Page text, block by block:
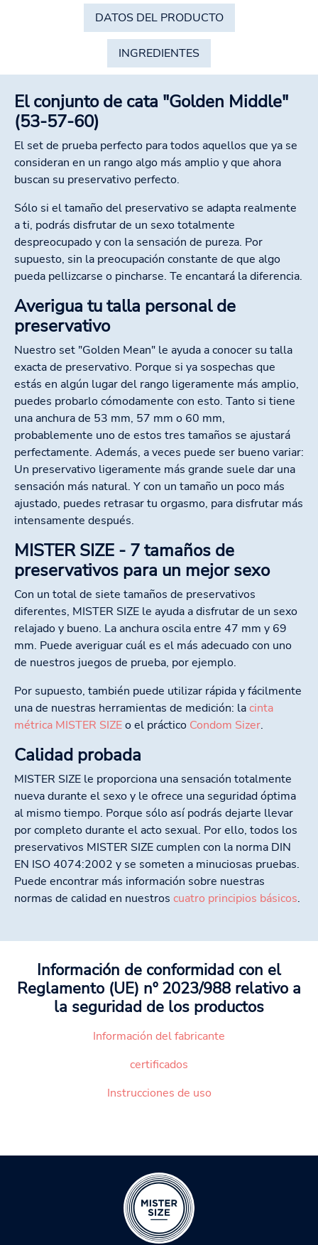
DATOS DEL PRODUCTO
INGREDIENTES
El conjunto de cata "Golden Middle"
(53-57-60)
El set de prueba perfecto para todos aquellos que ya se
consideran en un rango algo más amplio y que ahora
buscan su preservativo perfecto.
Sólo si el tamaño del preservativo se adapta realmente
a ti, podrás disfrutar de un sexo totalmente
despreocupado y con la sensación de pureza. Por
supuesto, sin la preocupación constante de que algo
pueda pellizcarse o pincharse. Te encantará la diferencia.
Averigua tu talla personal de
preservativo
Nuestro set "Golden Mean" le ayuda a conocer su talla
exacta de preservativo. Porque si ya sospechas que
estás en algún lugar del rango ligeramente más amplio,
puedes probarlo cómodamente con esto. Tanto si tiene
una anchura de 53 mm, 57 mm o 60 mm,
probablemente uno de estos tres tamaños se ajustará
perfectamente. Además, a veces puede ser bueno variar:
Un preservativo ligeramente más grande suele dar una
sensación más natural. Y con un tamaño un poco más
ajustado, puedes retrasar tu orgasmo, para disfrutar más
intensamente después.
MISTER SIZE - 7 tamaños de
preservativos para un mejor sexo
Con un total de siete tamaños de preservativos
diferentes, MISTER SIZE le ayuda a disfrutar de un sexo
relajado y bueno. La anchura oscila entre 47 mm y 69
mm. Puede averiguar cuál es el más adecuado con uno
de nuestros juegos de prueba, por ejemplo.
Por supuesto, también puede utilizar rápida y fácilmente
una de nuestras herramientas de medición: lacinta
métrica MISTER SIZEo el práctico Condom Sizer.
Calidad probada
MISTER SIZE le proporciona una sensación totalmente
nueva durante el sexo y le ofrece una seguridad óptima
al mismo tiempo. Porque sólo así podrás dejarte llevar
por completo durante el acto sexual. Por ello, todos los
preservativos MISTER SIZE cumplen con la norma DIN
EN ISO 4074:2002 y se someten a minuciosas pruebas.
Puede encontrar más información sobre nuestras
normas de calidad en nuestros cuatro principios básicos.
Información de conformidad con el
Reglamento (UE) nº 2023/988 relativo a
la seguridad de los productos
Información del fabricante
certificados
Instrucciones de uso